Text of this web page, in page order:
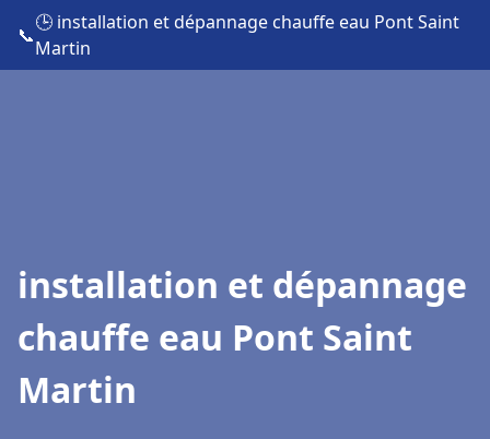
📞
🕒 installation et dépannage chauffe eau Pont Saint
Martin
installation et dépannage
chauffe eau Pont Saint
Martin